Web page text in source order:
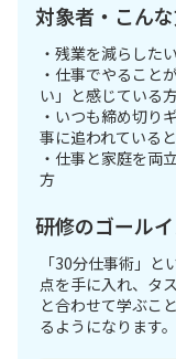
対象者・こん
・残業を減らした
・仕事でやること
い」と感じている
・いつも締め切り
事に追われている
・仕事と家庭を両
方
研修のゴール
「30分仕事術」
点を手に入れ、タ
と合わせて学ぶこ
るようになります。